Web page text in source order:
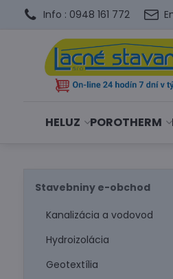
Info : 0948 161 772
HELUZ POROTHERM
Stavebniny e-obchod
Kanalizácia a vodovod
Hydroizolácia
Geotextília